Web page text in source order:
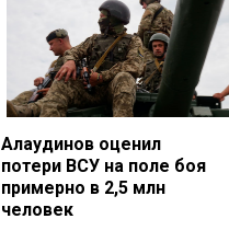
Алаудинов оценил
потери ВСУ на поле боя
примерно в 2,5 млн
человек